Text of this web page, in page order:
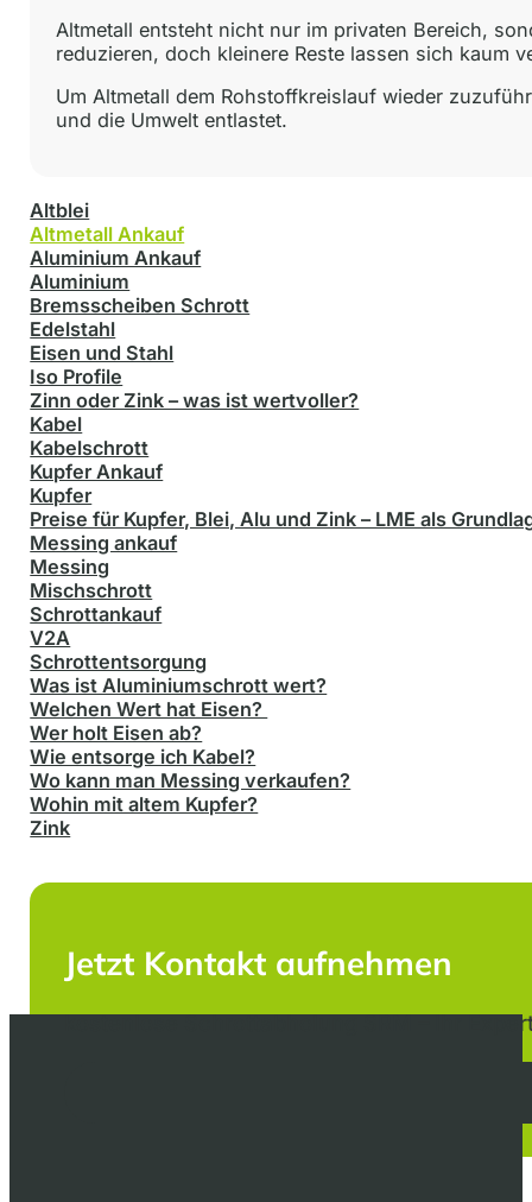
Altblei
Altmetall Ankauf
Aluminium Ankauf
Aluminium
Bremsscheiben Schrott
Edelstahl
Eisen und Stahl
Iso Profile
Zinn oder Zink – was ist wertvoller?
Kabel
Kabelschrott
Kupfer Ankauf
Kupfer
Preise für Kupfer, Blei, Alu und Zink – LME als
Messing ankauf
Messing
Mischschrott
Schrottankauf
V2A
Schrottentsorgung
Was ist Aluminiumschrott wert?
Welchen Wert hat Eisen?
Wer holt Eisen ab?
Wie entsorge ich Kabel?
Wo kann man Messing verkaufen?
Wohin mit altem Kupfer?
Zink
Altmetall entsteht nicht nur im privaten Bereich,
reduzieren, doch kleinere Reste lassen sich kaum
Um Altmetall dem Rohstoffkreislauf wieder
und die Umwelt entlastet.
Jetzt Kontakt aufnehmen
kostenlose Schrottabholung SRM – Ihr